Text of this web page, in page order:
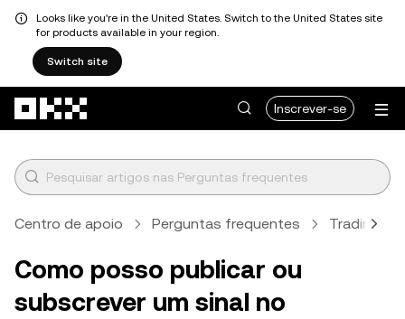
Looks like you're in the United States. Switch to the United States site
for products available in your region.
Switch site
Inscrever-se
Centro de apoio Perguntas frequentes Trading
Como posso publicar ou
subscrever um sinal no